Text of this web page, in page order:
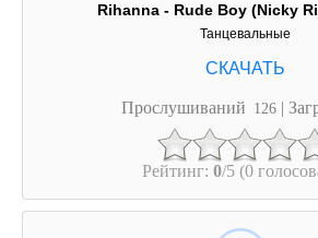
Rihanna - Rude Boy (Nicky
Танцевальные
Прослушиваний 126 |
Рейтинг: 0/5 (0